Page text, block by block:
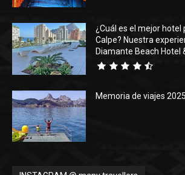
¿Cuál es el mejor hotel
Calpe? Nuestra
Diamante Beach Hotel
Memoria de viajes